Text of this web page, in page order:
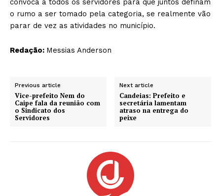
convoca a todos os servidores para que juntos definam
o rumo a ser tomado pela categoria, se realmente vão
parar de vez as atividades no município.
Redação: Messias Anderson
Previous article
Vice-prefeito Nem do
Caipe fala da reunião com
o Sindicato dos
Servidores
Next article
Candeias: Prefeito e
secretária lamentam
atraso na entrega do
peixe